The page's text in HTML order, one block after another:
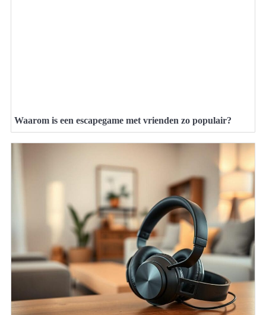
Waarom is een escapegame met vrienden zo populair?